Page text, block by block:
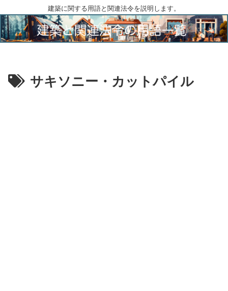
建築に関する用語と関連法令を説明します。
サキソニー・カットパイル